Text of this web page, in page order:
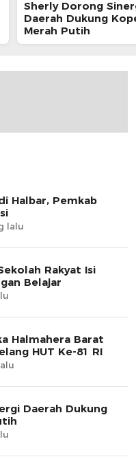
Sherly Dorong
Daerah Dukung
Merah Putih
Halbar, Pemkab
lalu
Rakyat Isi
Belajar
Halmahera Barat
HUT Ke-81 RI
Daerah Dukung